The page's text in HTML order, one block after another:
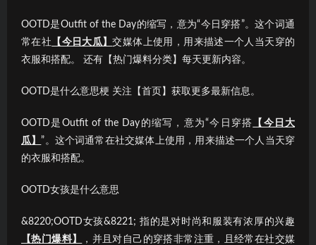
OOTD是Outfit of the Day的缩写，意为“今日穿搭”。这个词通
常在社 【今日大瓜】交媒体上使用，用来描述一个人当天穿的
衣服和搭配。 还有【热门爆料分类】每天更新内容。
OOTD是什么意思梗 关注【首页】获取更多最新信息。
OOTD是Outfit of the Day的缩写，意为“今日穿搭
【今日大
瓜】 ”。这个词通常在社交媒体上使用，用来描述一个人当天穿
的衣服和搭配。
OOTD女孩是什么意思
&8220;OOTD女孩&8221; 指的是对时尚和服装有浓厚的兴趣
【热门爆料】
，并且对自己的穿搭非常注重，且经常在社交媒